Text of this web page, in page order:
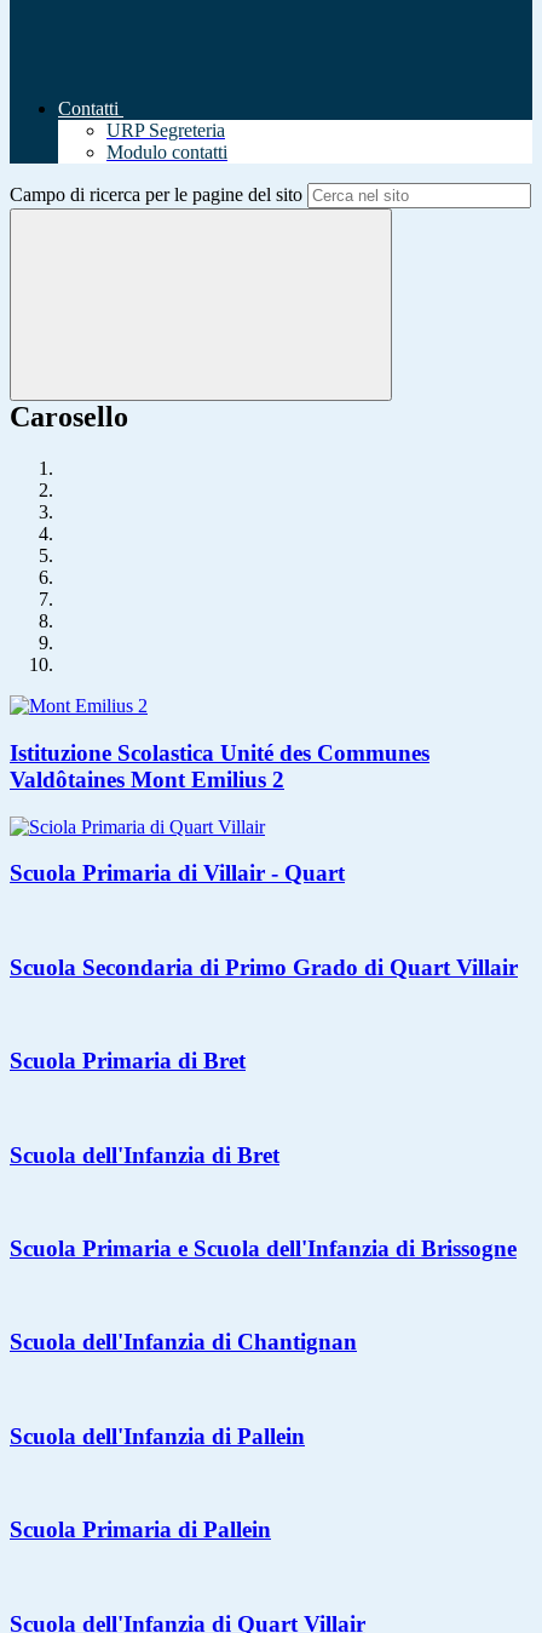
Contatti
URP Segreteria
Modulo contatti
Campo di ricerca per le pagine del sito
Carosello
Istituzione Scolastica Unité des Communes
Valdôtaines Mont Emilius 2
Scuola Primaria di Villair - Quart
Scuola Secondaria di Primo Grado di Quart Villair
Scuola Primaria di Bret
Scuola dell'Infanzia di Bret
Scuola Primaria e Scuola dell'Infanzia di Brissogne
Scuola dell'Infanzia di Chantignan
Scuola dell'Infanzia di Pallein
Scuola Primaria di Pallein
Scuola dell'Infanzia di Quart Villair